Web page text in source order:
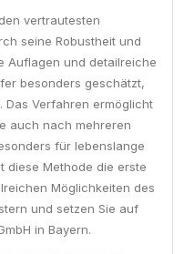
vertrautesten
seine Robustheit und
Auflagen und detailreiche
besonders geschätzt,
Das Verfahren ermöglicht
auch nach mehreren
für lebenslange
diese Methode die erste
Möglichkeiten des
und setzen Sie auf
in Bayern.